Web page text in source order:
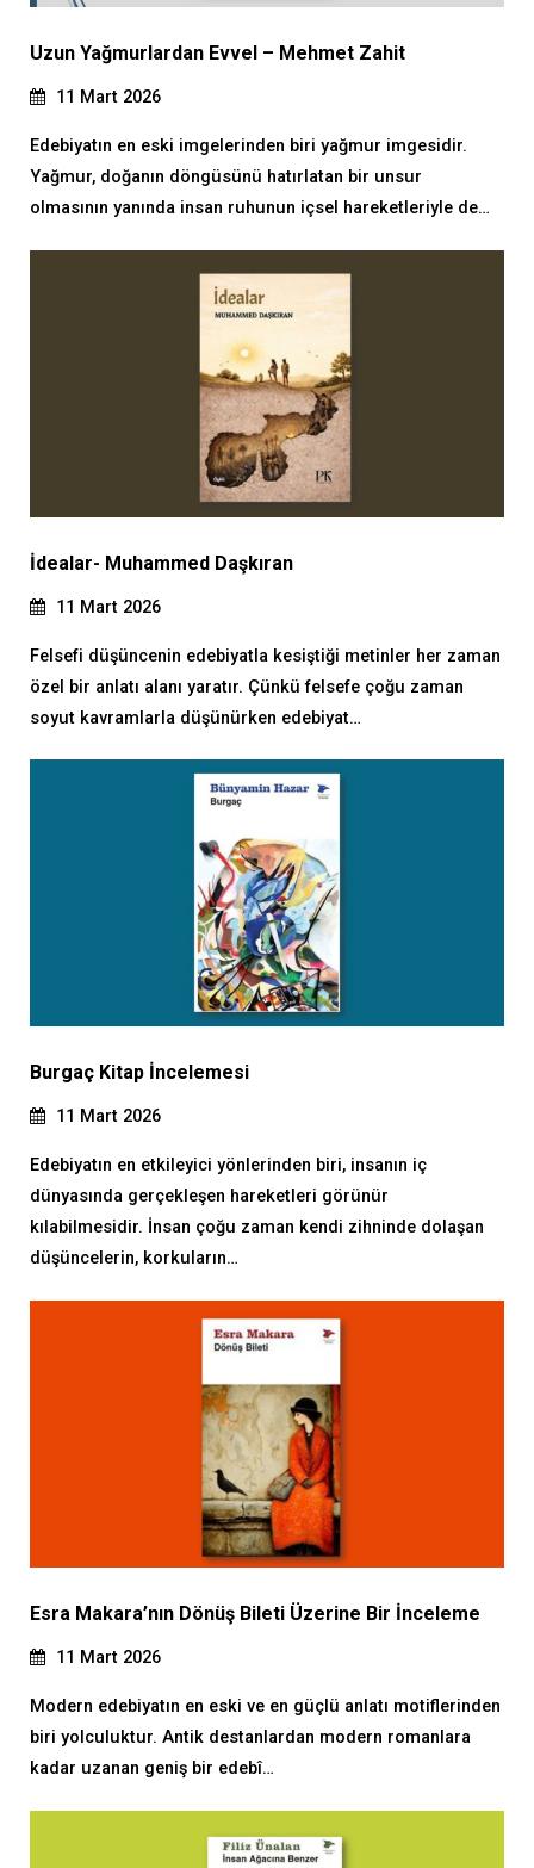
Uzun Yağmurlardan Evvel – Mehmet Zahit
11 Mart 2026
Edebiyatın en eski imgelerinden biri yağmur imgesidir.
Yağmur, doğanın döngüsünü hatırlatan bir unsur
olmasının yanında insan ruhunun içsel hareketleriyle de…
İdealar- Muhammed Daşkıran
11 Mart 2026
Felsefi düşüncenin edebiyatla kesiştiği metinler her zaman
özel bir anlatı alanı yaratır. Çünkü felsefe çoğu zaman
soyut kavramlarla düşünürken edebiyat…
Burgaç Kitap İncelemesi
11 Mart 2026
Edebiyatın en etkileyici yönlerinden biri, insanın iç
dünyasında gerçekleşen hareketleri görünür
kılabilmesidir. İnsan çoğu zaman kendi zihninde dolaşan
düşüncelerin, korkuların…
Esra Makara’nın Dönüş Bileti Üzerine Bir İnceleme
11 Mart 2026
Modern edebiyatın en eski ve en güçlü anlatı motiflerinden
biri yolculuktur. Antik destanlardan modern romanlara
kadar uzanan geniş bir edebî…